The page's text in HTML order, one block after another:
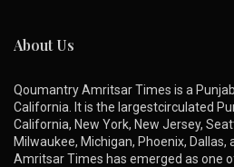
About Us
Qoumantry Amritsar Times is a
California. It is the largestcirculated
California, New York, New Jersey,
Milwaukee, Michigan, Phoenix,
Amritsar Times has emerged as one